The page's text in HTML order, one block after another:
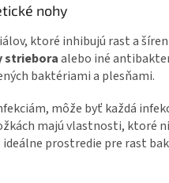
nohy
ktoré inhibujú rast a
strieboraalebo iné
baktériami a plesňami.
môže byť každá
majú vlastnosti, ktoré
prostredie pre rast